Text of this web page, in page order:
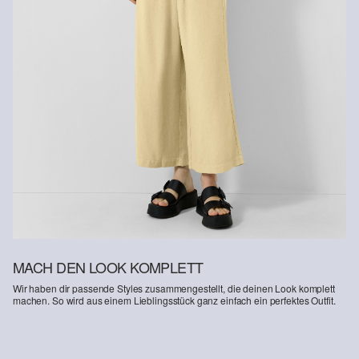
MACH DEN LOOK KOMPLETT
Wir haben dir passende Styles zusammengestellt, die deinen Look komplett
machen. So wird aus einem Lieblingsstück ganz einfach ein perfektes Outfit.